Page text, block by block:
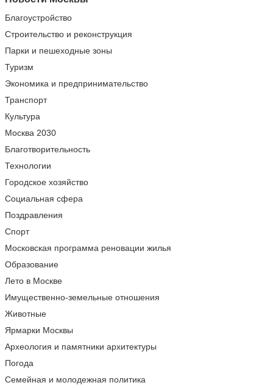
Благоустройство
Строительство и реконструкция
Парки и пешеходные зоны
Туризм
Экономика и предпринимательство
Транспорт
Культура
Москва 2030
Благотворительность
Технологии
Городское хозяйство
Социальная сфера
Поздравления
Спорт
Московская программа реновации жилья
Образование
Лето в Москве
Имущественно-земельные отношения
Животные
Ярмарки Москвы
Археология и памятники архитектуры
Погода
Семейная и молодежная политика